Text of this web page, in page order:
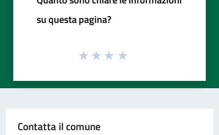
su questa pagina?
Contatta il comune